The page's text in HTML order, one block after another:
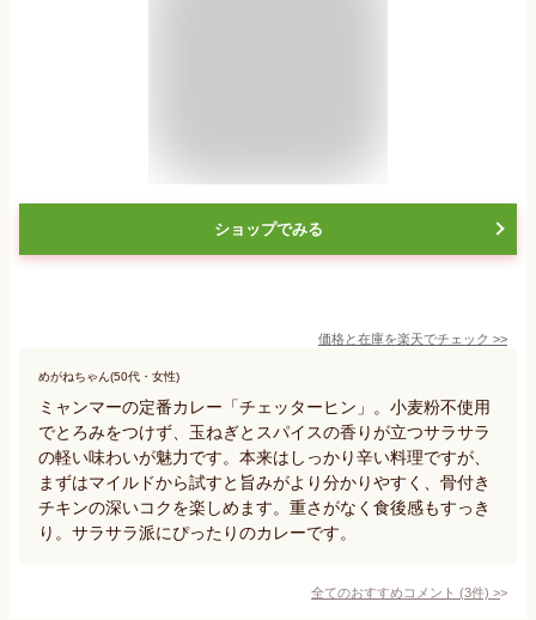
ショップでみる
価格と在庫を楽天でチェック >>
めがねちゃん(50代・女性)
ミャンマーの定番カレー「チェッターヒン」。小麦粉不使用
でとろみをつけず、玉ねぎとスパイスの香りが立つサラサラ
の軽い味わいが魅力です。本来はしっかり辛い料理ですが、
まずはマイルドから試すと旨みがより分かりやすく、骨付き
チキンの深いコクを楽しめます。重さがなく食後感もすっき
り。サラサラ派にぴったりのカレーです。
全てのおすすめコメント (3件) >